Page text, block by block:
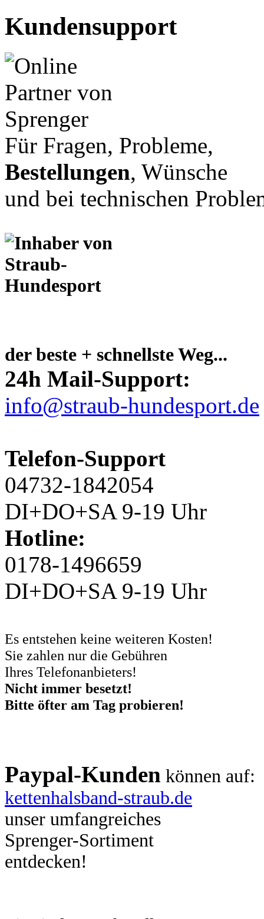
Kundensupport
Für Fragen, Probleme,
Bestellungen, Wünsche
und bei technischen
der beste + schnellste Weg...
24h Mail-Support:
info@straub-hundesport.de
Telefon-Support
04732-1842054
DI+DO+SA 9-19 Uhr
Hotline:
0178-1496659
DI+DO+SA 9-19 Uhr
Es entstehen keine weiteren Kosten!
Sie zahlen nur die Gebühren
Ihres Telefonanbieters!
Nicht immer besetzt!
Bitte öfter am Tag probieren!
Paypal-Kunden können auf:
kettenhalsband-straub.de
unser umfangreiches
Sprenger-Sortiment
entdecken!